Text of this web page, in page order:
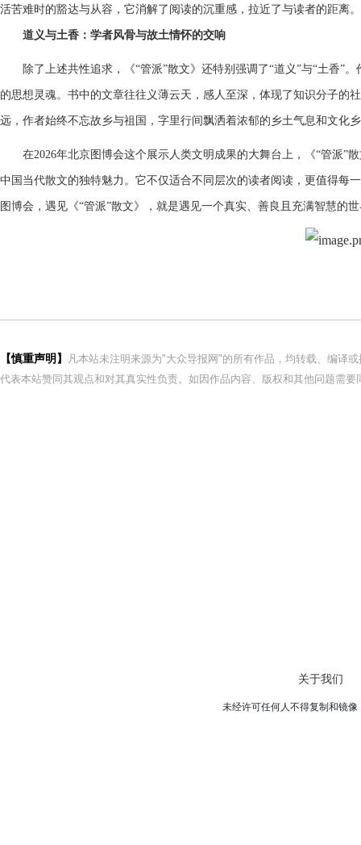
活苦难时的豁达与从容，它消解了阅读的沉重感，拉近了与读者的距离。
道义与土香：学者风骨与故土情怀的交响
除了上述共性追求，《“管派”散文》还特别强调了“道义”与“土香”
的思想灵魂。书中的文章往往义薄云天，感人至深，体现了知识分子的
远，作者始终不忘故乡与祖国，字里行间飘洒着浓郁的乡土气息和文化
在2026年北京图博会这个展示人类文明成果的大舞台上，《“管派”
中国当代散文的独特魅力。它不仅适合不同层次的读者阅读，更值得每
图博会，遇见《“管派”散文》，就是遇见一个真实、善良且充满智慧的
【慎重声明】
凡本站未注明来源为"大众导报网"的所有作品，均转载、编译
代表本站赞同其观点和对其真实性负责。如因作品内容、版权和其他问题需
关于我们
未经许可任何人不得复制和镜